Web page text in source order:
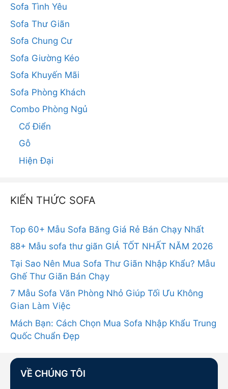
Sofa Tình Yêu
Sofa Thư Giãn
Sofa Chung Cư
Sofa Giường Kéo
Sofa Khuyến Mãi
Sofa Phòng Khách
Combo Phòng Ngủ
Cổ Điển
Gỗ
Hiện Đại
KIẾN THỨC SOFA
Top 60+ Mẫu Sofa Băng Giá Rẻ Bán Chạy Nhất
88+ Mẫu sofa thư giãn GIÁ TỐT NHẤT NĂM 2026
Tại Sao Nên Mua Sofa Thư Giãn Nhập Khẩu? Mẫu
Ghế Thư Giãn Bán Chạy
7 Mẫu Sofa Văn Phòng Nhỏ Giúp Tối Ưu Không
Gian Làm Việc
Mách Bạn: Cách Chọn Mua Sofa Nhập Khẩu Trung
Quốc Chuẩn Đẹp
VỀ CHÚNG TÔI